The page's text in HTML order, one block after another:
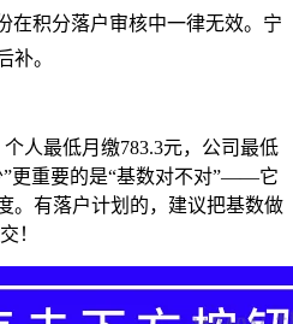
在积分落户审核中一律无效。宁
补。
人最低月缴783.3元，公司最低
”更重要的是“基数对不对”——它
。有落户计划的，建议把基数做
！